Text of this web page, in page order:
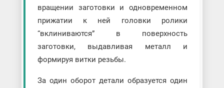
вращении заготовки и одновременном
прижатии к ней головки ролики
“вклиниваются” в поверхность
заготовки, выдавливая металл и
формируя витки резьбы.
За один оборот детали образуется один